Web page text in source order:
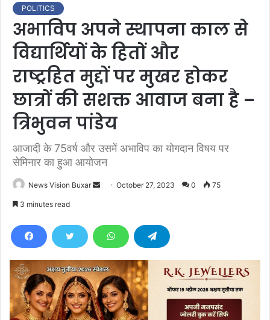
POLITICS
अभाविप अपने स्थापना काल से
विद्यार्थियों के हितों और
राष्ट्रहित मुद्दों पर मुखर होकर
छात्रों की सशक्त आवाज बना है –
त्रिभुवन पांडेय
आजादी के 75वर्ष और उसमें अभाविप का योगदान विषय पर
सेमिनार का हुआ आयोजन
News Vision Buxar
d
e
m
a
i
October 27, 2023 0 75
3 minutes read